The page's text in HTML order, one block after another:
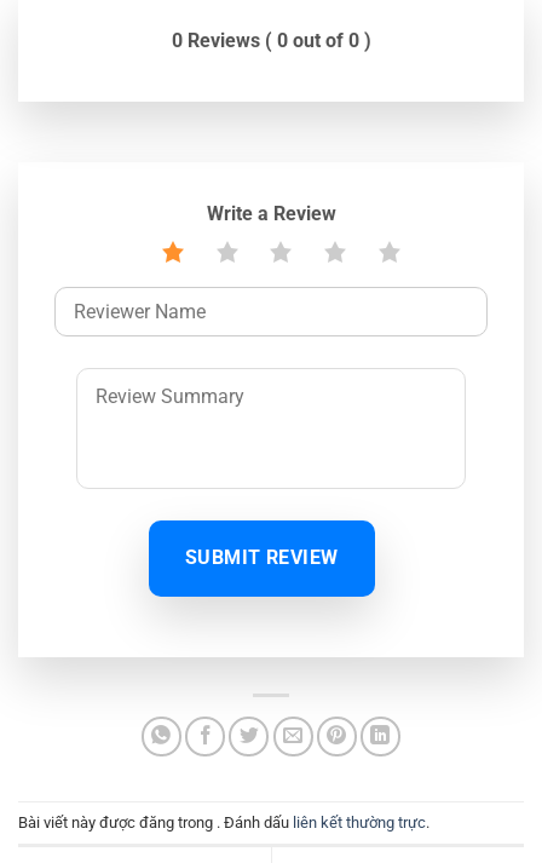
0 Reviews ( 0 out of 0 )
Write a Review
SUBMIT REVIEW
Bài viết này được đăng trong . Đánh dấu liên kết thường trực.